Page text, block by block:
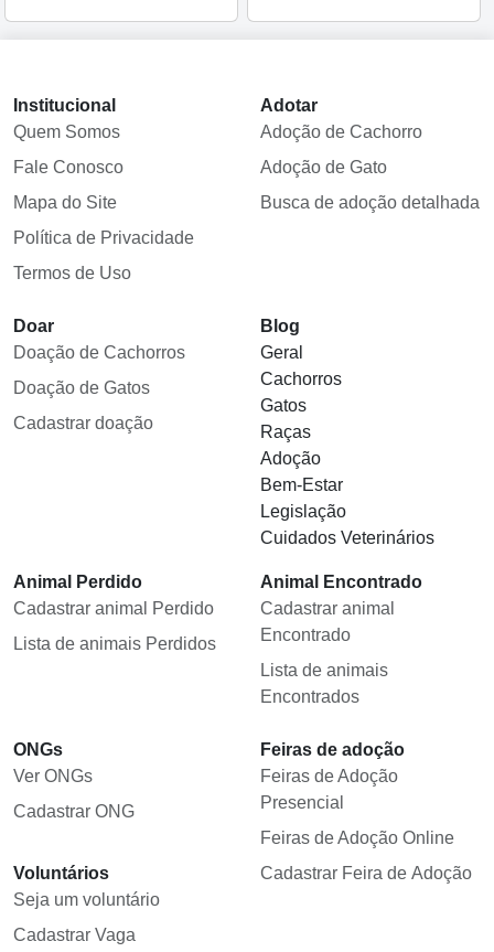
Institucional
Quem Somos
Fale Conosco
Mapa do Site
Política de Privacidade
Termos de Uso
Adotar
Adoção de Cachorro
Adoção de Gato
Busca de adoção detalhada
Doar
Doação de Cachorros
Doação de Gatos
Cadastrar doação
Blog
Geral
Cachorros
Gatos
Raças
Adoção
Bem-Estar
Legislação
Cuidados Veterinários
Animal Perdido
Cadastrar animal Perdido
Lista de animais Perdidos
Animal Encontrado
Cadastrar animal
Encontrado
Lista de animais
Encontrados
ONGs
Ver ONGs
Cadastrar ONG
Voluntários
Seja um voluntário
Cadastrar Vaga
Feiras de adoção
Feiras de Adoção
Presencial
Feiras de Adoção Online
Cadastrar Feira de Adoção